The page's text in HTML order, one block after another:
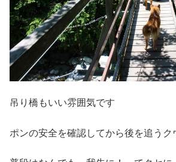
吊り橋もいい雰囲気です
ポンの安全を確認してから後を追う